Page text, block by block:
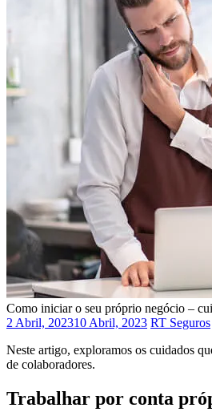
Como iniciar o seu próprio negócio –
2 Abril, 202310 Abril, 2023 RT Seguros
Neste artigo, exploramos os cuidados
de colaboradores.
Trabalhar por conta